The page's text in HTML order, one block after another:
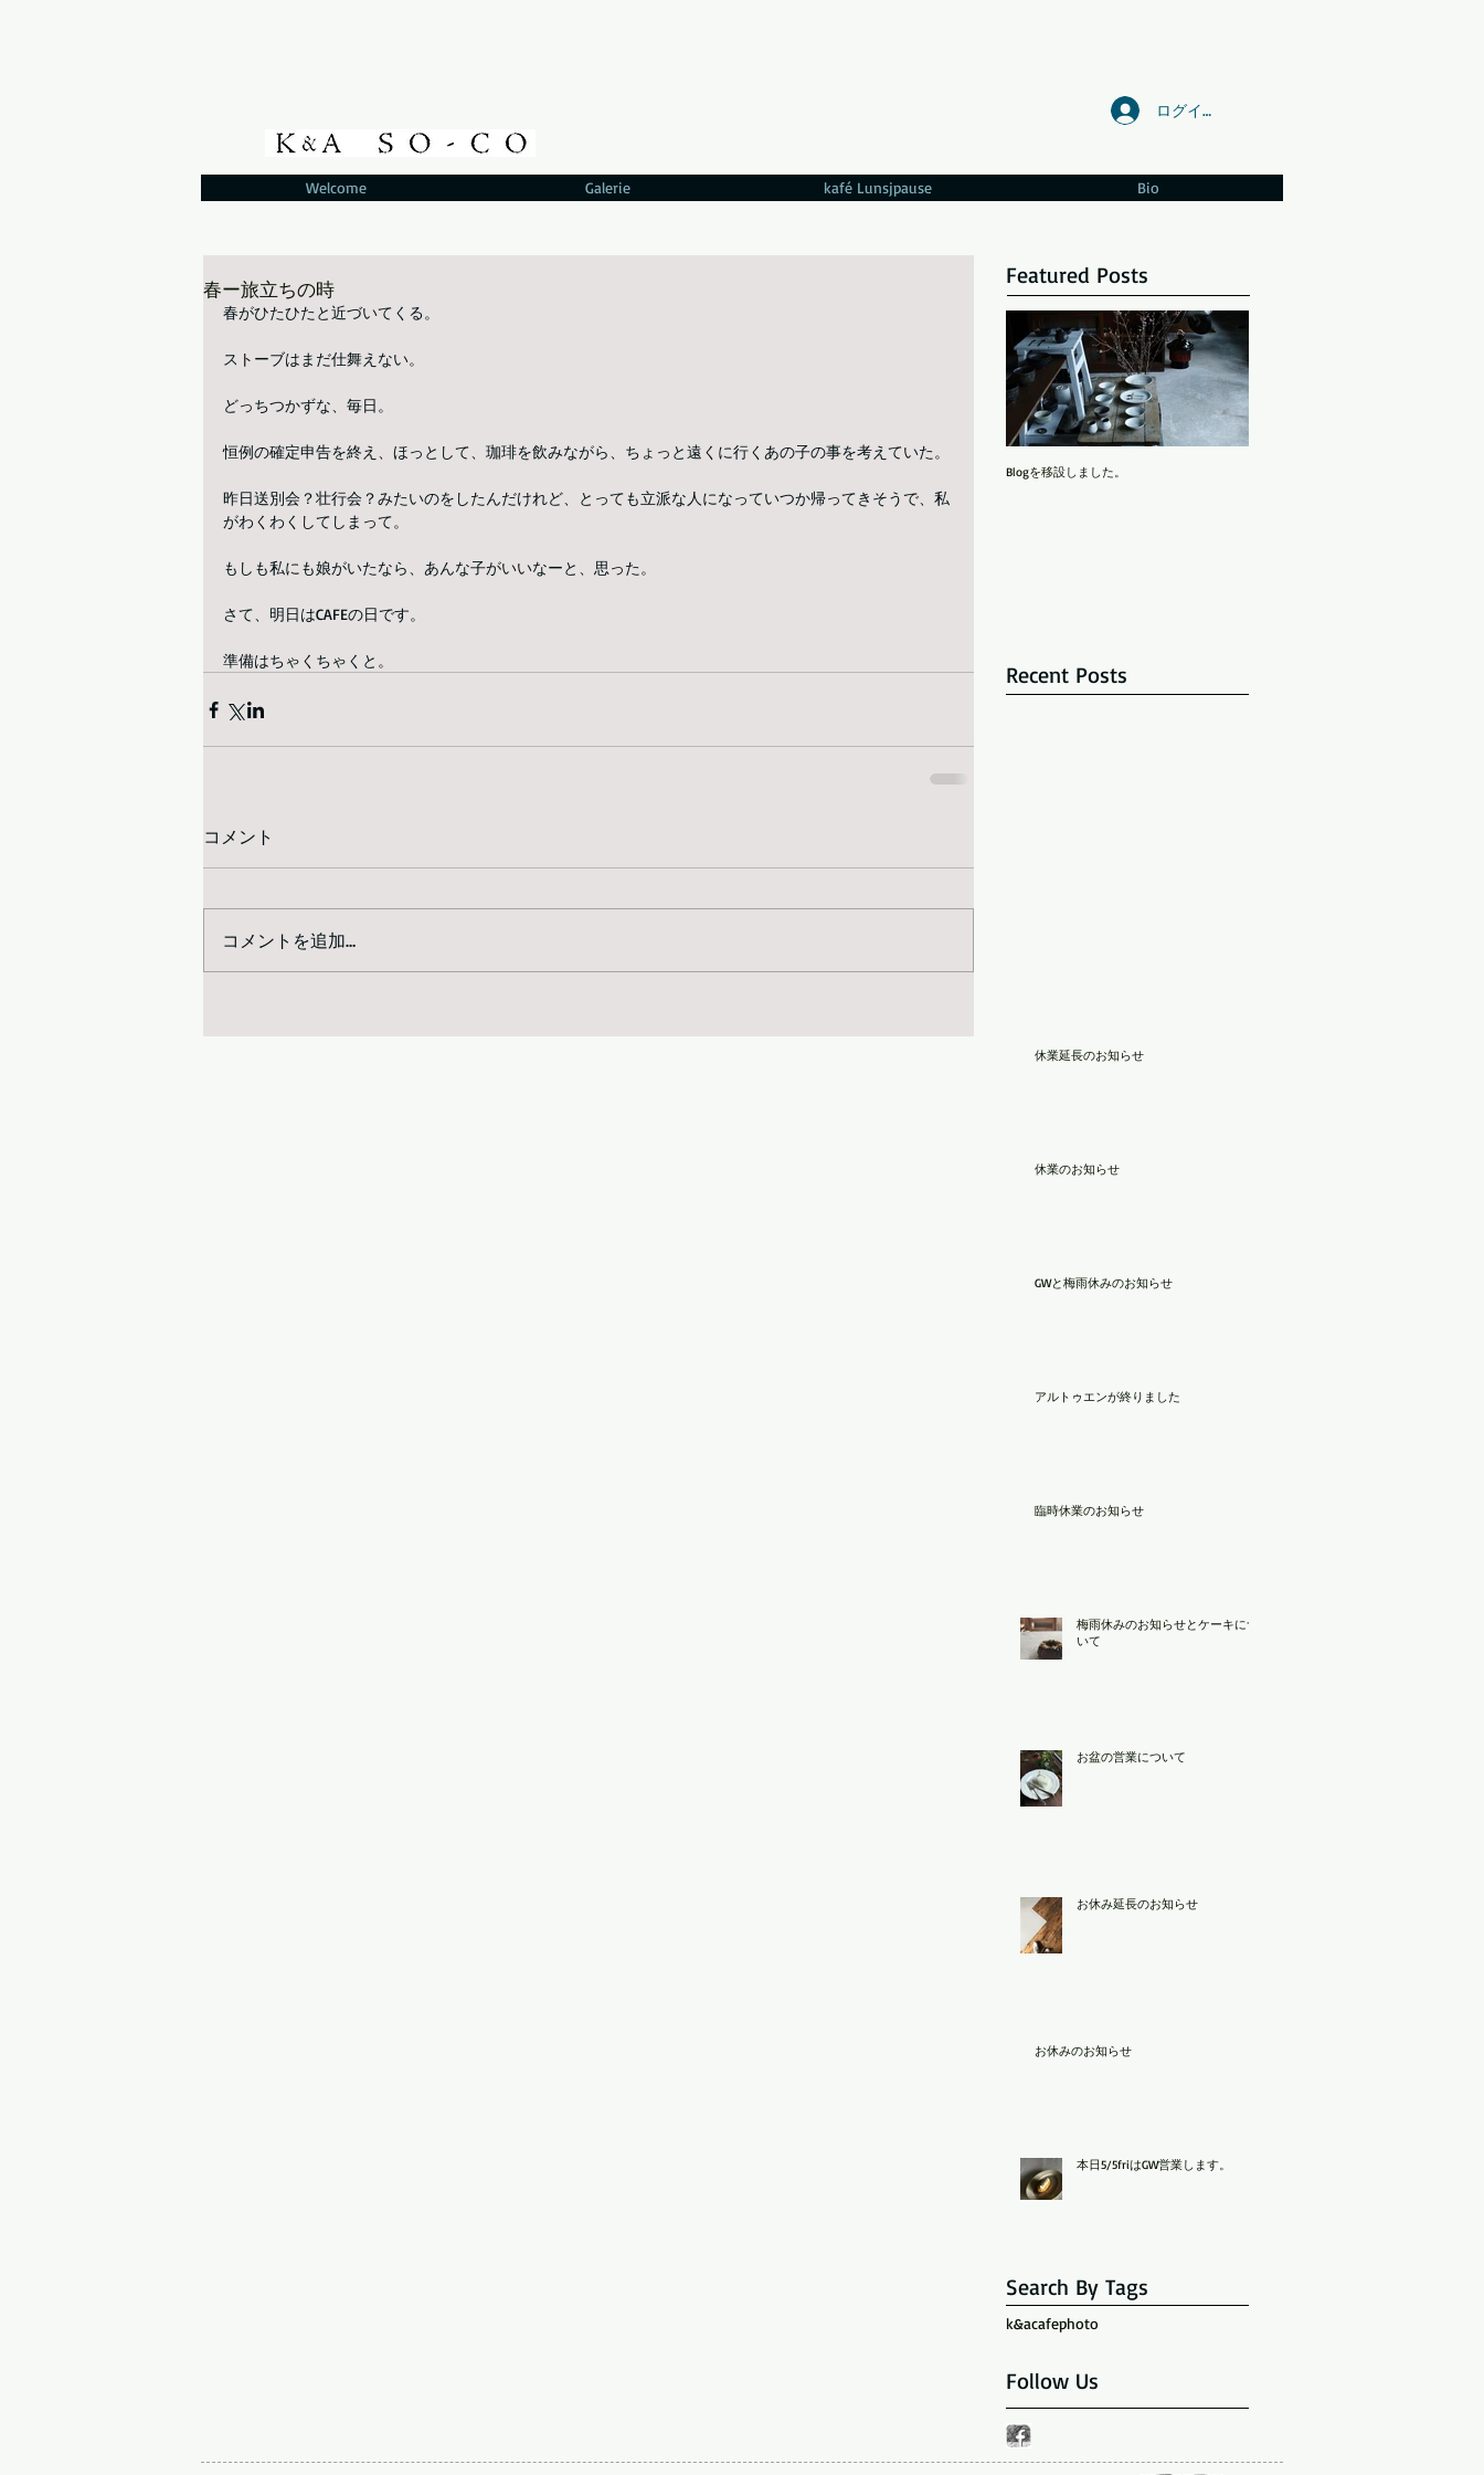
ログイン
Welcome Galerie kafé Lunsjpause Bio
春ー旅立ちの時
春がひたひたと近づいてくる。
ストーブはまだ仕舞えない。
どっちつかずな、毎日。
恒例の確定申告を終え、ほっとして、珈琲を飲みながら、ちょっと遠くに行くあの子の事を考えていた。
昨日送別会？壮行会？みたいのをしたんだけれど、とっても立派な人になっていつか帰ってきそうで、私
がわくわくしてしまって。
もしも私にも娘がいたなら、あんな子がいいなーと、思った。
さて、明日はCAFEの日です。
準備はちゃくちゃくと。
コメント
コメントを追加…
Featured Posts
Blogを移設しました。
Recent Posts
休業延長のお知らせ
休業のお知らせ
GWと梅雨休みのお知らせ
アルトゥエンが終りました
臨時休業のお知らせ
梅雨休みのお知らせとケーキにつ
いて
お盆の営業について
お休み延長のお知らせ
お休みのお知らせ
本日5/5friはGW営業します。
Search By Tags
k&acafephoto
Follow Us